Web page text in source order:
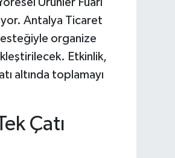
Ürünler Fuarı
Antalya Ticaret
organize
Etkinlik,
altında toplamayı
Çatı